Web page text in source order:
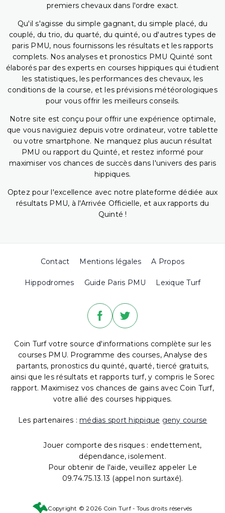
premiers chevaux dans l'ordre exact.
Qu'il s'agisse du simple gagnant, du simple placé, du
couplé, du trio, du quarté, du quinté, ou d'autres types de
paris PMU, nous fournissons les résultats et les rapports
complets. Nos analyses et pronostics PMU Quinté sont
élaborés par des experts en courses hippiques qui étudient
les statistiques, les performances des chevaux, les
conditions de la course, et les prévisions météorologiques
pour vous offrir les meilleurs conseils.
Notre site est conçu pour offrir une expérience optimale,
que vous naviguiez depuis votre ordinateur, votre tablette
ou votre smartphone. Ne manquez plus aucun résultat
PMU ou rapport du Quinté, et restez informé pour
maximiser vos chances de succès dans l'univers des paris
hippiques.
Optez pour l'excellence avec notre plateforme dédiée aux
résultats PMU, à l'Arrivée Officielle, et aux rapports du
Quinté !
Contact Mentions légales A Propos
Hippodromes Guide Paris PMU Lexique Turf
Coin Turf votre source d'informations complète sur les
courses PMU. Programme des courses, Analyse des
partants, pronostics du quinté, quarté, tiercé gratuits,
ainsi que les résultats et rapports turf, y compris le Sorec
rapport. Maximisez vos chances de gains avec Coin Turf,
votre allié des courses hippiques.
Les partenaires : médias sport hippique geny course
Jouer comporte des risques : endettement,
dépendance, isolement.
Pour obtenir de l'aide, veuillez appeler Le
09.74.75.13.13 (appel non surtaxé).
Copyright © 2026 Coin Turf - Tous droits réservés